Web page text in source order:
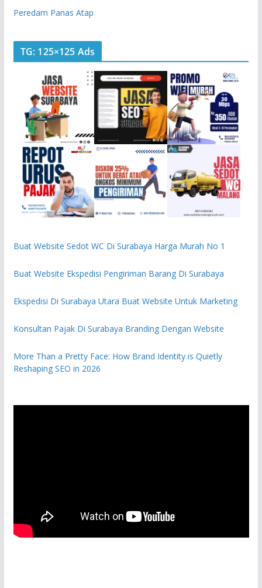
Peredam Panas Atap
TG: 125×125 Ads
Buat Website Sedot WC Di Surabaya Harga Murah No 1
Buat Website Ekspedisi Pengiriman Barang Di Surabaya
Ekspedisi Di Surabaya Utara Buat Website Untuk Marketing
Konsultan Pajak Di Surabaya Branding Dengan Website
More Than a Pretty Face: How Brand Identity is Quietly
Reshaping SEO in 2026